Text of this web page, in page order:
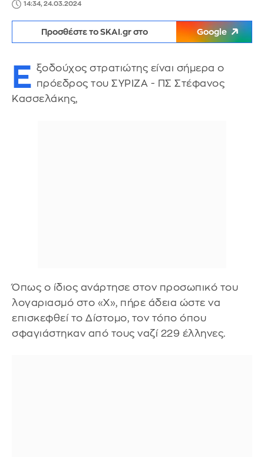
14:34, 24.03.2024
Προσθέστε το SKAI.gr στο Google
Ε ξοδούχος στρατιώτης είναι σήμερα ο
πρόεδρος του ΣΥΡΙΖΑ - ΠΣ Στέφανος
Κασσελάκης,
Όπως ο ίδιος ανάρτησε στον προσωπικό του
λογαριασμό στο «X», πήρε άδεια ώστε να
επισκεφθεί το Δίστομο, τον τόπο όπου
σφαγιάστηκαν από τους ναζί 229 έλληνες.